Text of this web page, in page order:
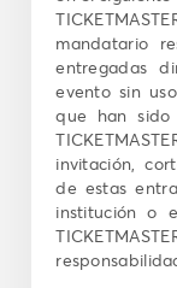
mandatario
entregadas
evento sin
que han
invitación,
de estas
institución o